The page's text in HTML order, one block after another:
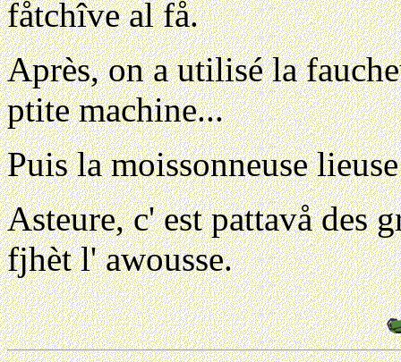
fåtchîve al få.
Après, on a utilisé la
ptite machine...
Puis la moissonneuse
Asteure, c' est pattavå des
fjhèt l' awousse.